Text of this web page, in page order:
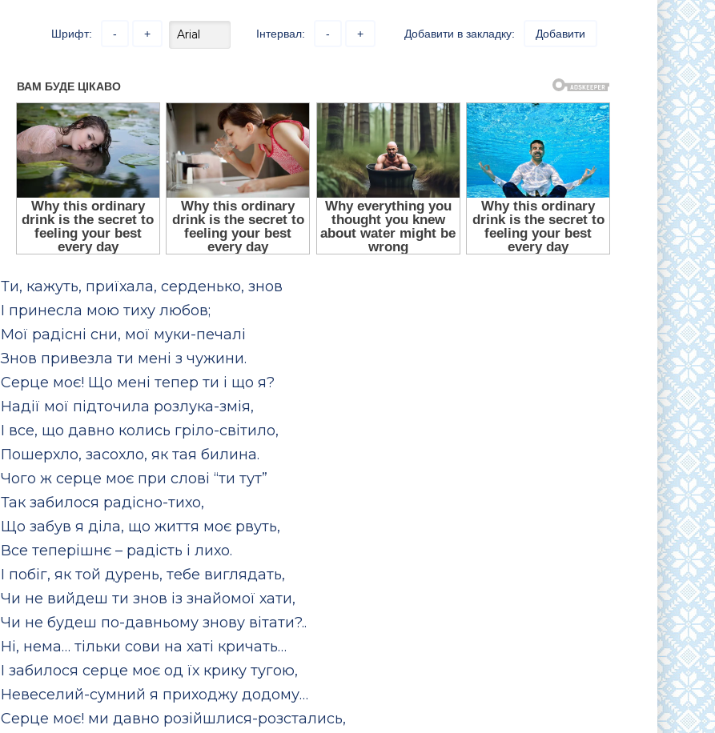
Шрифт: - + Інтервал: - + Добавити в закладку: Добавити
Ти, кажуть, приїхала, серденько, знов
І принесла мою тиху любов;
Мої радісні сни, мої муки-печалі
Знов привезла ти мені з чужини.
Серце моє! Що мені тепер ти і що я?
Надії мої підточила розлука-змія,
І все, що давно колись гріло-світило,
Пошерхло, засохло, як тая билина.
Чого ж серце моє при слові “ти тут”
Так забилося радісно-тихо,
Що забув я діла, що життя моє рвуть,
Все теперішнє – радість і лихо.
І побіг, як той дурень, тебе виглядать,
Чи не вийдеш ти знов із знайомої хати,
Чи не будеш по-давньому знову вітати?..
Ні, нема… тільки сови на хаті кричать…
І забилося серце моє од їх крику тугою,
Невеселий-сумний я приходжу додому…
Серце моє! ми давно розійшлися-розстались,